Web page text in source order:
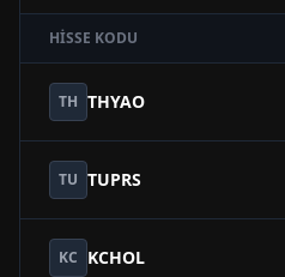
HISSE KODU
TH THYAO
TU TUPRS
KC KCHOL